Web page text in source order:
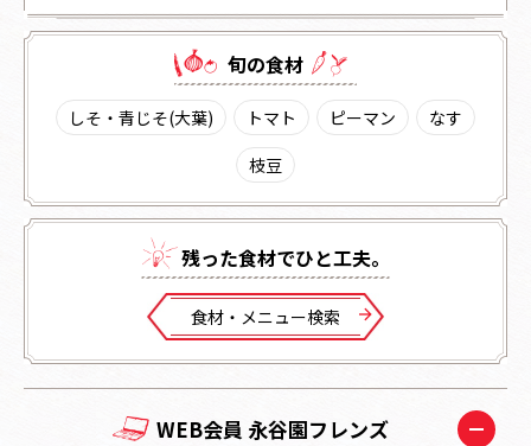
旬の⾷材
しそ・青じそ(大葉) トマト ピーマン
なす
枝豆
残った⾷材でひと⼯夫。
⾷材・メニュー検索
WEB会員 永谷園フレンズ